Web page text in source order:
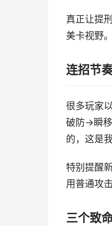
真正让提
美卡视野
连招节
很多玩家
破防→瞬
的，这是
特别提醒新
用普通攻
三个致